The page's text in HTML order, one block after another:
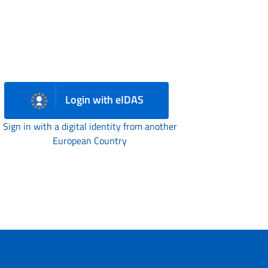
Login with eIDAS
Sign in with a digital identity from another
European Country